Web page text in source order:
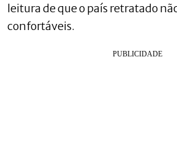
leitura de que o país retratado
confortáveis.